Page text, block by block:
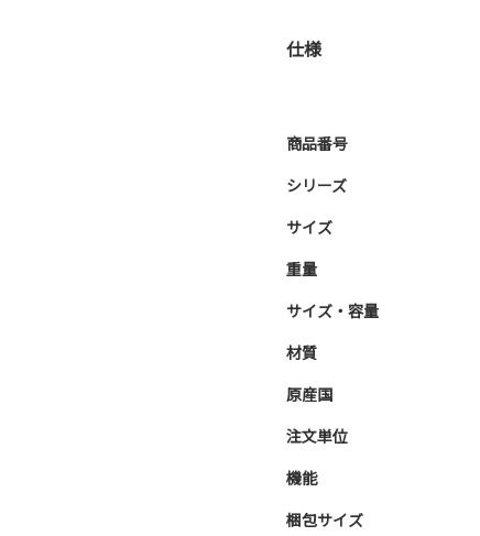
仕様
商品番号
シリーズ
サイズ
重量
サイズ・容量
材質
原産国
注文単位
機能
梱包サイズ